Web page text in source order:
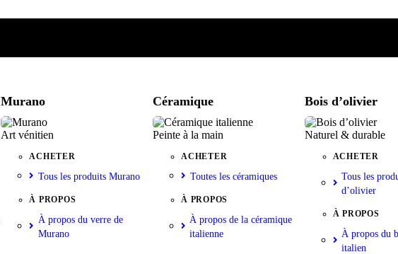
Murano
Art vénitien
ACHETER
Tous les produits Murano
À PROPOS
À propos du verre de
Murano
Céramique
Peinte à la main
ACHETER
Toutes les céramiques
À PROPOS
À propos de la céramique
italienne
Bois d’olivier
Naturel & durable
ACHETER
Tous les
d’olivier
À PROPOS
À propos du
italien